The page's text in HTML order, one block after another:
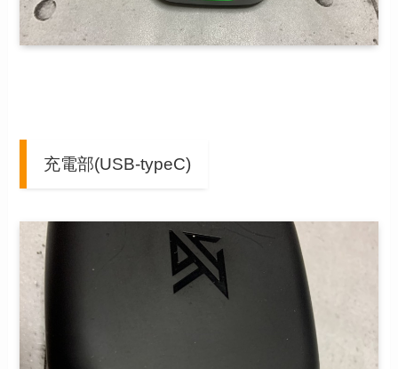
充電部(USB-typeC)